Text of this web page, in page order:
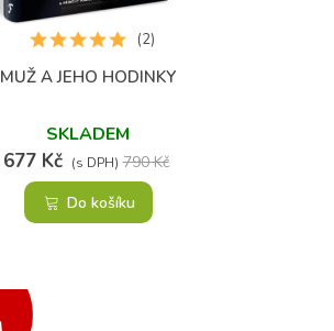
MUŽ A JEHO HODINKY
SKLADEM
677 Kč (s DPH) 790 Kč
(2)
Do košíku